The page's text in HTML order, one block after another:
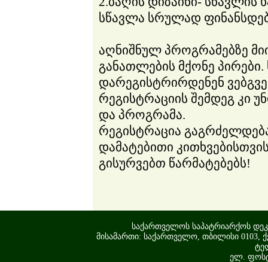
სწავლა სრულად
აღნიშნულ პროგრამებზე
განათლების მქონე
დარეგისტრირდენენ
რეგისტრაციის შემდეგ კი
და პროგრამა.
რეგისტრაცია
დამატებითი
გისურვებთ წარმატებებს!
საქართველოს საპატრიარქოს
მისამართი: საქართველო, თბილისი 0103,
ელ.